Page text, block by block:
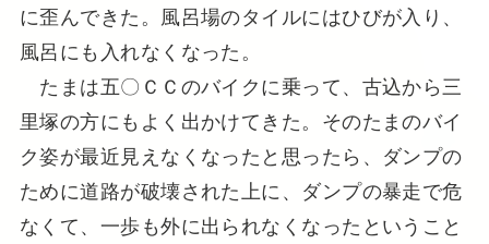
に歪んできた。風呂場のタイルにはひびが入り、
風呂にも入れなくなった。
たまは五〇ＣＣのバイクに乗って、古込から三
里塚の方にもよく出かけてきた。そのたまのバイ
ク姿が最近見えなくなったと思ったら、ダンプの
ために道路が破壊された上に、ダンプの暴走で危
なくて、一歩も外に出られなくなったということ